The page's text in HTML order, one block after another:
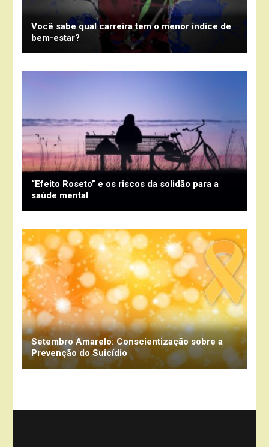
Você sabe qual carreira tem o menor índice de
bem-estar?
“Efeito Roseto” e os riscos da solidão para a
saúde mental
Setembro Amarelo: Conscientização sobre a
Prevenção do Suicídio